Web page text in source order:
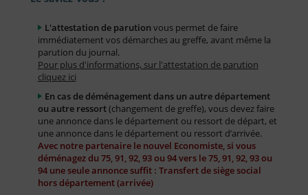
L'attestation de parution vous permet de faire
immédiatement vos démarches au greffe, avant même la
parution du journal.
Pour plus d'informations, sur l'attestation de parution
cliquez ici
En cas de déménagement dans un autre département
ou autre ressort(changement de greffe), vous devez faire
une annonce dans le département ou ressort de départ, et
une annonce dans le département ou ressort d’arrivée.
Avec notre partenaire le nouvel Economiste, si vous
déménagez du 75, 91, 92, 93 ou 94 vers le 75, 91, 92, 93 ou
94 une seule annonce suffit : Transfert de siège social
hors département (arrivée)